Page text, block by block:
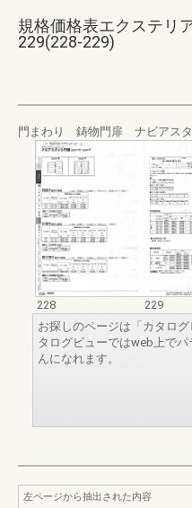
規格価格表エクステリ
229(228-229)
門まわり 鋳物門扉 ナビアス
228
229
お探しのページは「カタロ
タログビューではweb上で
んになれます。
左ページから抽出された内容